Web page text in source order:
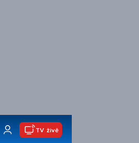
TV živě